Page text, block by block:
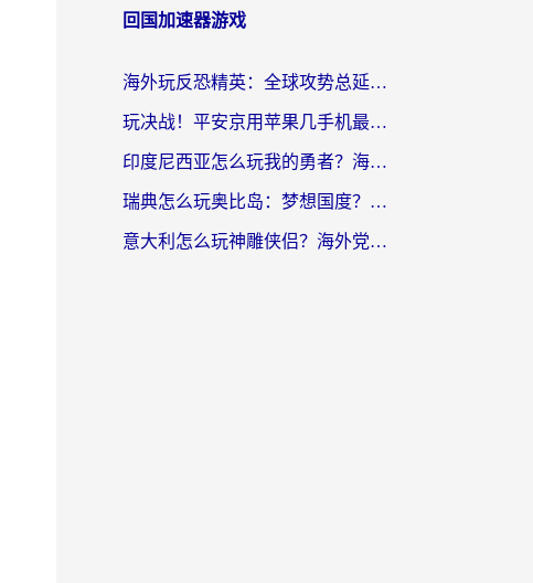
回国加速器游戏
海外玩反恐精英：全球攻势总延迟？从瑞典玩神武4到外国玩黎明觉醒，选对加速器才是关键！
玩决战！平安京用苹果几手机最好？海外党必看的设备+加速器双攻略
印度尼西亚怎么玩我的勇者？海外党国服游戏加速避坑指南（附实况五行师解决方案）
瑞典怎么玩奥比岛：梦想国度？海外党亲测有效的国服游戏加速全攻略
意大利怎么玩神雕侠侣？海外党国服游戏加速终极指南（附欧洲玩王者王国保卫战4不卡技巧）